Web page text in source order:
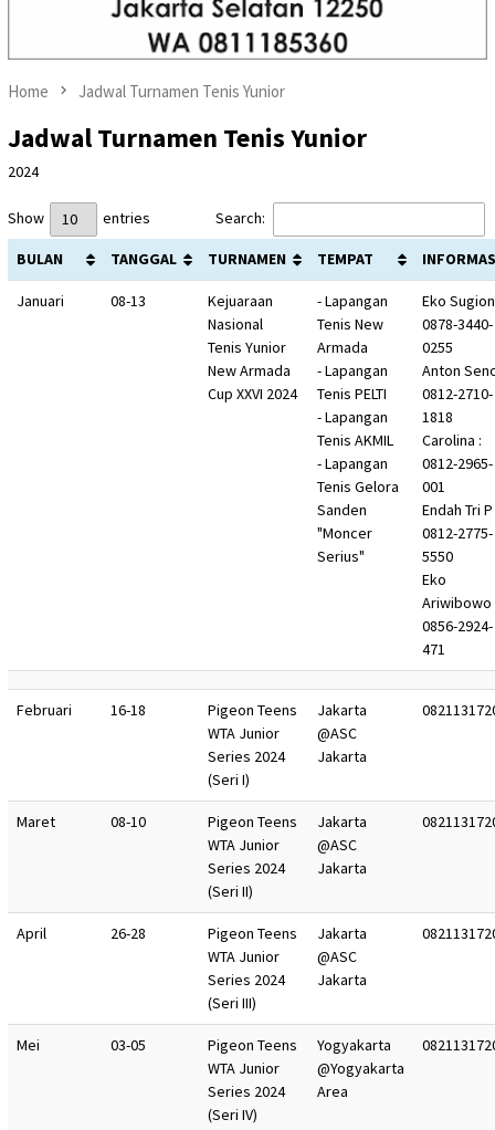
Home Jadwal Turnamen Tenis Yunior
Jadwal Turnamen Tenis Yunior
2024
Show entries Search:
BULAN TANGGAL TURNAMEN TEMPAT
Januari 08-13
Kejuaraan
Nasional
Tenis Yunior
New Armada
Cup XXVI 2024
- Lapangan
Tenis New
Armada
- Lapangan
Tenis PELTI
- Lapangan
Tenis AKMIL
- Lapangan
Tenis Gelora
Sanden
"Moncer
Serius"
Eko
0878-3440-
0255
Anton
0812-2710-
1818
Carolina :
0812-2965-
001
Endah Tri
0812-2775-
5550
Eko
Ariwibowo
0856-2924-
471
Februari 16-18
Pigeon Teens
WTA Junior
Series 2024
(Seri I)
Jakarta
@ASC
Jakarta
Maret 08-10
Pigeon Teens
WTA Junior
Series 2024
(Seri II)
Jakarta
@ASC
Jakarta
April 26-28
Pigeon Teens
WTA Junior
Series 2024
(Seri III)
Jakarta
@ASC
Jakarta
Mei 03-05
Pigeon Teens
WTA Junior
Series 2024
(Seri IV)
Yogyakarta
@Yogyakarta
Area